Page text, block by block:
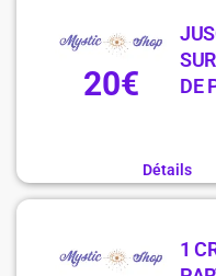
20€
DE
Détails
1